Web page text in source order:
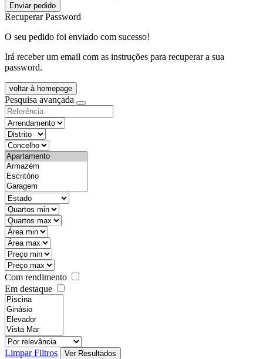
Enviar pedido
Recuperar Password
O seu pedido foi enviado com sucesso!
Irá receber um email com as instruções para recuperar a sua
password.
voltar à homepage
Pesquisa avançada
Com rendimento
Em destaque
Limpar Filtros Ver Resultados